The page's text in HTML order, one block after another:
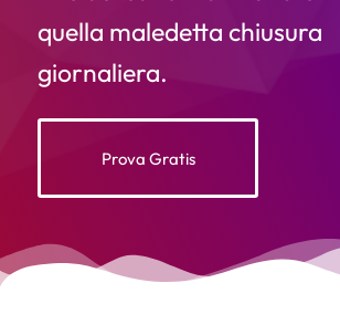
quella maledetta chiusura
giornaliera.
Prova Gratis